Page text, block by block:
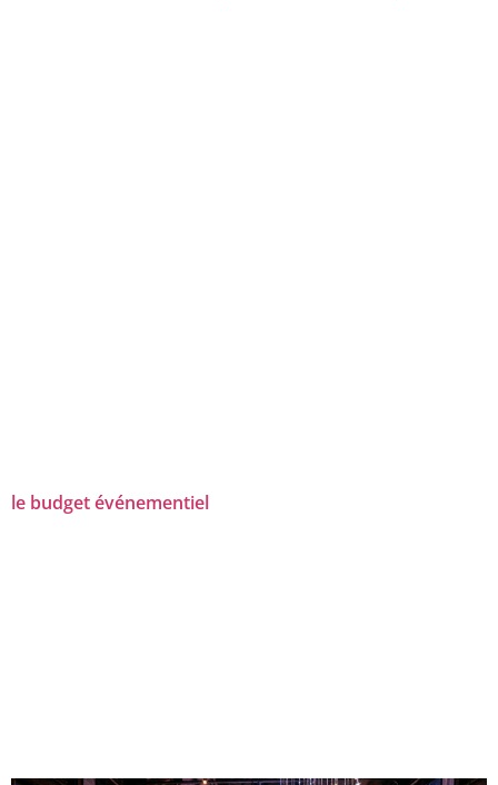
le budget événementiel